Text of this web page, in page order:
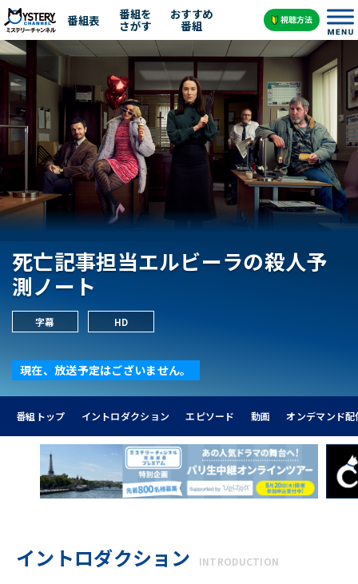
番組表 番組を
さがす
おすすめ
番組
死亡記事担当エルビーラの殺人予
測ノート
字幕 HD
現在、放送予定はございません。
番組トップ イントロダクション エピソード 動画 オンデマンド配
イントロダクション INTRODUCTION